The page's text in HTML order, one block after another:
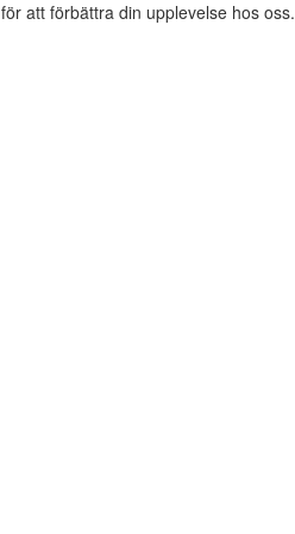
för att förbättra din upplevelse hos oss.